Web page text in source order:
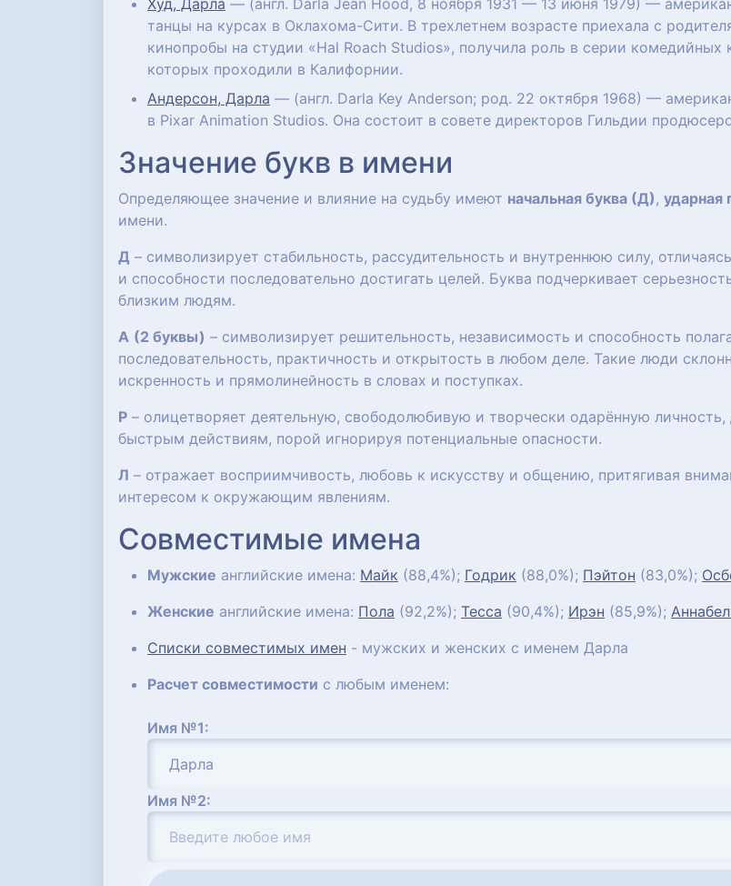
Худ, Дарла — (англ. Darla Jean Hood, 8 ноября 1931 — 13 июня 1979) —
танцы на курсах в Оклахома-Сити. В трехлетнем возрасте приехала с
кинопробы на студии «Hal Roach Studios», получила роль в серии
которых проходили в Калифорнии.
Андерсон, Дарла — (англ. Darla Key Anderson; род. 22 октября 1968) —
в Pixar Animation Studios. Она состоит в совете директоров Гильдии
Значение букв в имени
Определяющее значение и влияние на судьбу имеют начальная буква (Д), ударная
имени.
Д – символизирует стабильность, рассудительность и внутреннюю силу,
и способности последовательно достигать целей. Буква подчеркивает
близким людям.
А (2 буквы) – символизирует решительность, независимость и способность
последовательность, практичность и открытость в любом деле. Такие люди
искренность и прямолинейность в словах и поступках.
Р – олицетворяет деятельную, свободолюбивую и творчески одарённую
быстрым действиям, порой игнорируя потенциальные опасности.
Л – отражает восприимчивость, любовь к искусству и общению, притягивая
интересом к окружающим явлениям.
Совместимые имена
Мужские английские имена: Майк (88,4%); Годрик (88,0%); Пэйтон (83,0%);
Женские английские имена: Пола (92,2%); Тесса (90,4%); Ирэн (85,9%);
Списки совместимых имен - мужских и женских с именем Дарла
Расчет совместимости с любым именем:
Имя №1:
Имя №2: